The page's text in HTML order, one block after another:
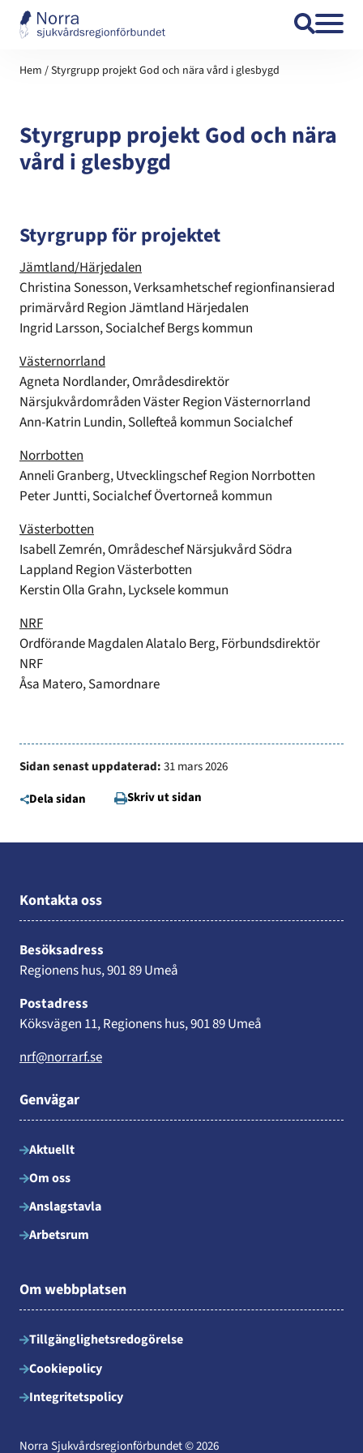
Hem /Styrgrupp projekt God och nära vård i glesbygd
Styrgrupp projekt God och nära
vård i glesbygd
Styrgrupp för projektet
Jämtland/Härjedalen
Christina Sonesson, Verksamhetschef regionfinansierad
primärvård Region Jämtland Härjedalen
Ingrid Larsson, Socialchef Bergs kommun
Västernorrland
Agneta Nordlander, Områdesdirektör
Närsjukvårdområden Väster Region Västernorrland
Ann-Katrin Lundin, Sollefteå kommun Socialchef
Norrbotten
Anneli Granberg, Utvecklingschef Region Norrbotten
Peter Juntti, Socialchef Övertorneå kommun
Västerbotten
Isabell Zemrén, Områdeschef Närsjukvård Södra
Lappland Region Västerbotten
Kerstin Olla Grahn, Lycksele kommun
NRF
Ordförande Magdalen Alatalo Berg, Förbundsdirektör
NRF
Åsa Matero, Samordnare
Sidan senast uppdaterad:31 mars 2026
Dela sidan
Skriv ut sidan
Kontakta oss
Besöksadress
Regionens hus, 901 89 Umeå
Postadress
Köksvägen 11, Regionens hus, 901 89 Umeå
nrf@norrarf.se
Genvägar
Aktuellt
Om oss
Anslagstavla
Arbetsrum
Om webbplatsen
Tillgänglighetsredogörelse
Cookiepolicy
Integritetspolicy
Norra Sjukvårdsregionförbundet © 2026